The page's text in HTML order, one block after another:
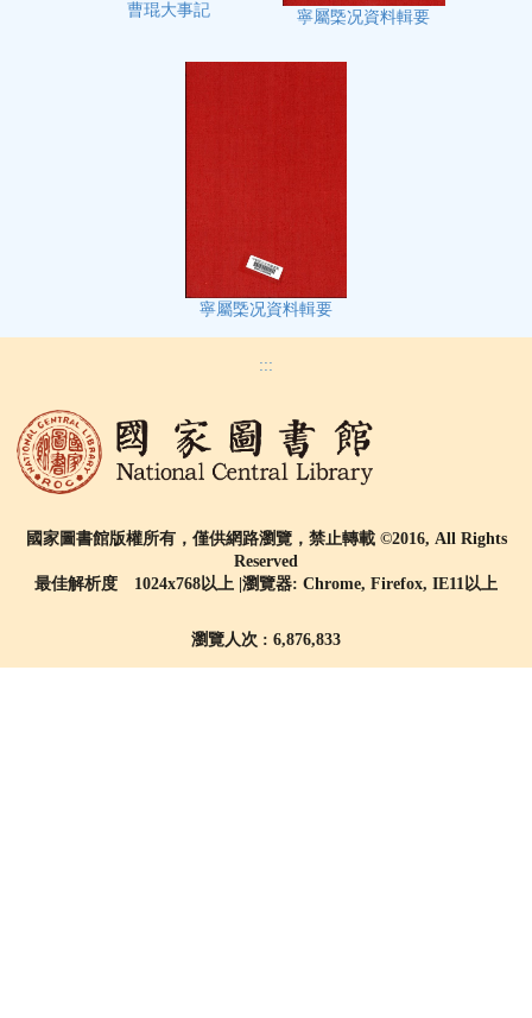
曹琨大事記 寧屬㮣况資料輯要
寧屬㮣况資料輯要
:::
國家圖書館版權所有，僅供網路瀏覽，禁止轉載 ©2016, All Rights
Reserved
最佳解析度 1024x768以上 |瀏覽器: Chrome, Firefox, IE11以上
瀏覽人次 : 6,876,833